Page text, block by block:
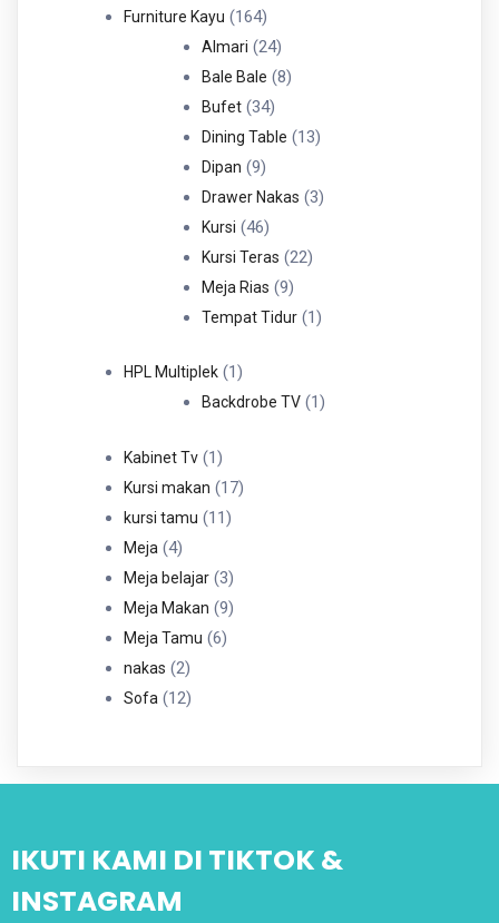
Produk
Furniture Kayu 164164
Produk
Almari 2424
Produk
Bale Bale 88
Bufet 3434
Produk
Dining Table 1313
Dipan 99
Produk
Drawer Nakas 33
Kursi 4646
Produk
Kursi Teras 2222
Meja Rias 99
Produk
Tempat Tidur 11
HPL Multiplek 11
Produk
Backdrobe TV 11
Kabinet Tv 11
Produk
Kursi makan 1717
kursi tamu 1111
Meja 44
Produk
Meja belajar 33
Produk
Meja Makan 99
Meja Tamu 66
nakas 22
Produk
Sofa 1212
IKUTI KAMI DI TIKTOK &
INSTAGRAM